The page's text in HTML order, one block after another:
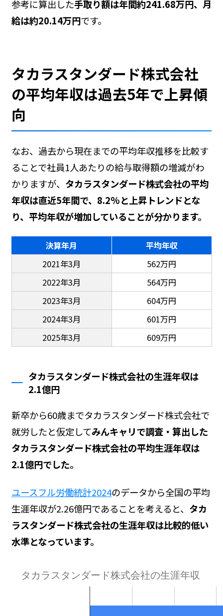
参考に算出した手取り額は年間約241.68万円、月
給は約20.14万円です。
タカラスタンダード株式会社
の平均年収は過去5年で上昇傾
向
なお、過去から現在までの平均年収推移を比較す
ることで社員1人あたりの給与取得額の増減がわ
かりますが、 タカラスタンダード株式会社の平均
年収は直近5年間で、8.2%と上昇トレンドとな
り、平均年収が増加していることが分かります。
決算年月
平均年収
2021年3月
562万円
2022年3月
564万円
2023年3月
604万円
2024年3月
601万円
2025年3月
609万円
タカラスタンダード株式会社の生涯年収は
2.1億円
新卒から60歳までタカラスタンダード株式会社で
就労したと仮定してみんキャリで調査・算出した
タカラスタンダード株式会社の平均生涯年収は
2.1億円でした。
ユースフル労働統計2024のデータから全国の平均
生涯年収が2.26億円であることを考えると、 タカ
ラスタンダード株式会社の生涯年収は比較的低い
水準となっています。